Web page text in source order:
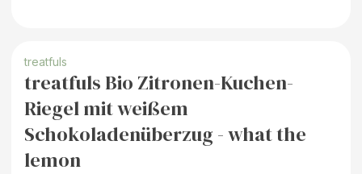
treatfuls
treatfuls Bio Zitronen-Kuchen-
Riegel mit weißem
Schokoladenüberzug - what the
lemon